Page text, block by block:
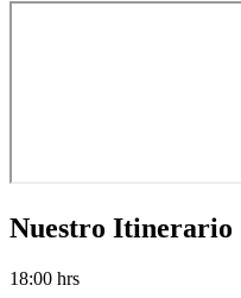
Nuestro Itinerario
18:00 hrs